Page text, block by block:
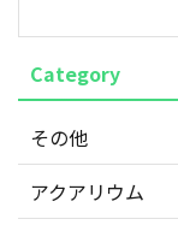
Category
その他
アクアリウム